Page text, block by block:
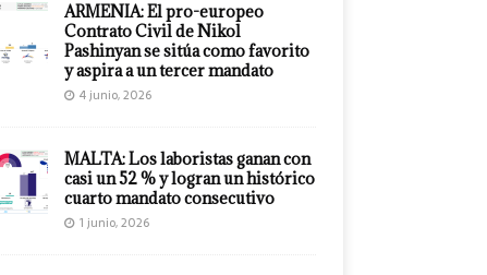
ARMENIA: El pro-europeo
Contrato Civil de Nikol
Pashinyan se sitúa como favorito
y aspira a un tercer mandato
4 junio, 2026
MALTA: Los laboristas ganan con
casi un 52 % y logran un histórico
cuarto mandato consecutivo
1 junio, 2026